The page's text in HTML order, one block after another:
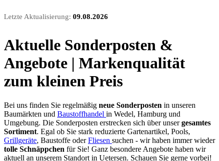
Letzte Aktualisierung: 09.08.2026
Aktuelle Sonderposten &
Angebote | Markenqualität
zum kleinen Preis
Bei uns finden Sie regelmäßig neue Sonderposten in unseren
Baumärkten und Baustoffhandel in Wedel, Hamburg und
Umgebung. Die Sonderposten erstrecken sich über unsergesamtes
Sortiment. Egal ob Sie stark reduzierte Gartenartikel, Pools,
Grillgeräte, Baustoffe oderFliesen suchen - wir haben immer wieder
tolle Schnäppchen für Sie! Ganz besondere Angebote haben wir
aktuell an unserem Standort in Uetersen. Schauen Sie gerne vorbei!